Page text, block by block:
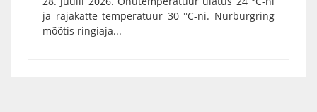
ja rajakatte temperatuur 30 °C-ni. Nürburgring
mõõtis ringiaja...